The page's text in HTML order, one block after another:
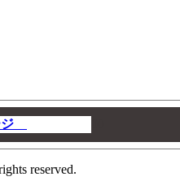
ジ
reserved.